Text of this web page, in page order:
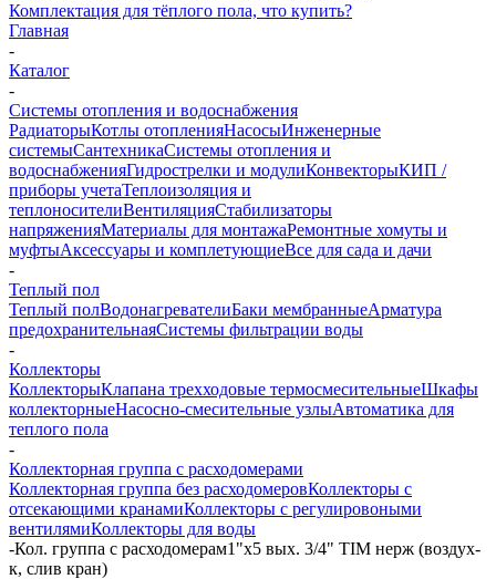
Комплектация для тёплого пола, что купить?
Главная
-
Каталог
-
Системы отопления и водоснабжения
РадиаторыКотлы отопленияНасосыИнженерные
системыСантехникаСистемы отопления и
водоснабженияГидрострелки и модулиКонвекторыКИП /
приборы учетаТеплоизоляция и
теплоносителиВентиляцияСтабилизаторы
напряженияМатериалы для монтажаРемонтные хомуты и
муфтыАксессуары и комплетующиеВсе для сада и дачи
-
Теплый пол
Теплый полВодонагревателиБаки мембранныеАрматура
предохранительнаяСистемы фильтрации воды
-
Коллекторы
КоллекторыКлапана трехходовые термосмесительныеШкафы
коллекторныеНасосно-смесительные узлыАвтоматика для
теплого пола
-
Коллекторная группа с расходомерами
Коллекторная группа без расходомеровКоллекторы с
отсекающими кранамиКоллекторы с регулировоными
вентилямиКоллекторы для воды
-Кол. группа с расходомерам1"х5 вых. 3/4" TIM нерж (воздух-
к, слив кран)